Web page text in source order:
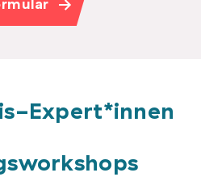
Expert*innen